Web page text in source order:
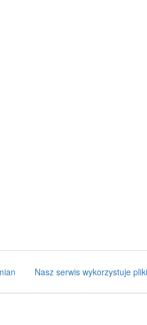
Nasz serwis wykorzystuje